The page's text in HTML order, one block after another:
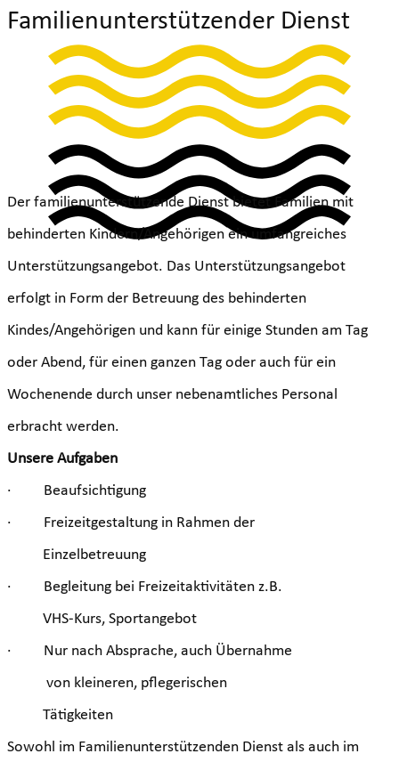
Familienunterstützender Dienst
Der familienunterstützende Dienst bietet Familien mit
behinderten Kindern/Angehörigen ein umfangreiches
Unterstützungsangebot. Das Unterstützungsangebot
erfolgt in Form der Betreuung des behinderten
Kindes/Angehörigen und kann für einige Stunden am Tag
oder Abend, für einen ganzen Tag oder auch für ein
Wochenende durch unser nebenamtliches Personal
erbracht werden.
Unsere Aufgaben
· Beaufsichtigung
· Freizeitgestaltung in Rahmen der
Einzelbetreuung
· Begleitung bei Freizeitaktivitäten z.B.
VHS-Kurs, Sportangebot
· Nur nach Absprache, auch Übernahme
von kleineren, pflegerischen
Tätigkeiten
Sowohl im Familienunterstützenden Dienst als auch im